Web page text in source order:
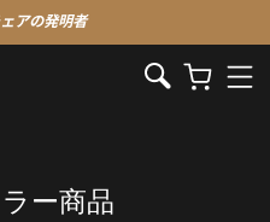
アの発明者
ー商品